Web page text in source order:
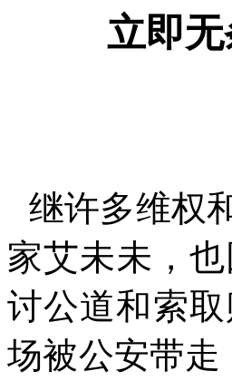
立即
继许多维权
家艾未未，
讨公道和索
场被公安带